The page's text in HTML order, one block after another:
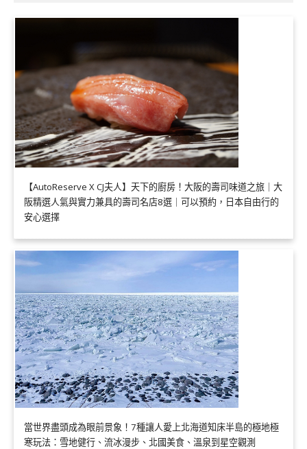
【AutoReserve X CJ夫人】天下的廚房！大阪的壽司味道之旅｜大
阪精選人氣與實力兼具的壽司名店8選｜可以預約，日本自由行的
安心選擇
當世界盡頭成為眼前景象！7種讓人愛上北海道知床半島的極地極
寒玩法：雪地健行、流冰漫步、北國美食、溫泉到星空觀測